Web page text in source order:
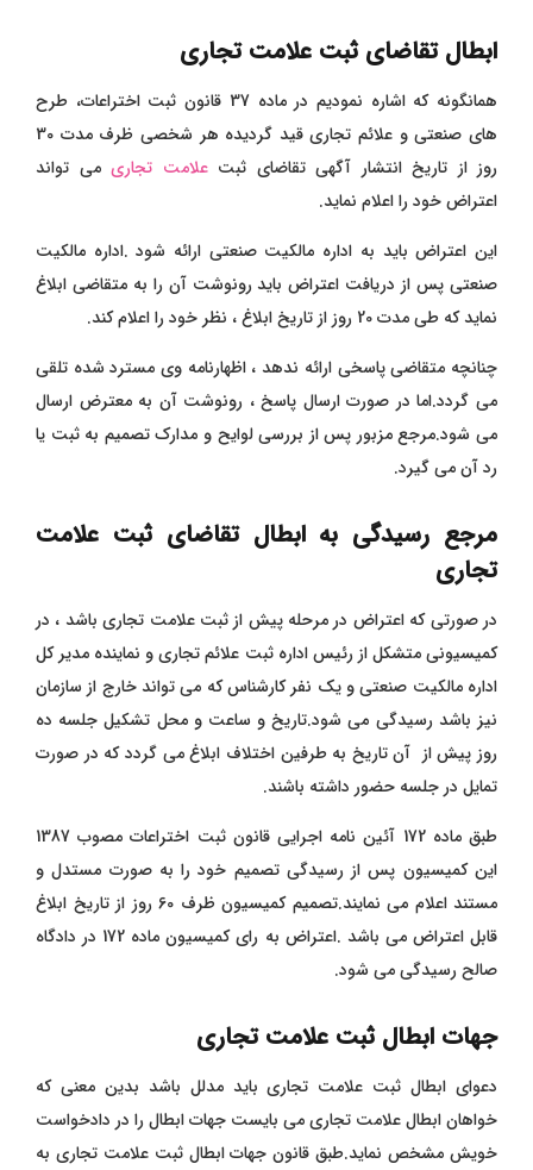
ابطال تقاضای ثبت علامت تجاری
همانگونه که اشاره نمودیم در ماده 37 قانون ثبت اختراعات، طرح
های صنعتی و علائم تجاری قید گردیده هر شخصی ظرف مدت 30
روز از تاریخ انتشار آگهی تقاضای ثبتعلامت تجاری می تواند
اعتراض خود را اعلام نماید.
این اعتراض باید به اداره مالکیت صنعتی ارائه شود .اداره مالکیت
صنعتی پس از دریافت اعتراض باید رونوشت آن را به متقاضی ابلاغ
نماید که طی مدت 20 روز از تاریخ ابلاغ ، نظر خود را اعلام کند.
چنانچه متقاضی پاسخی ارائه ندهد ، اظهارنامه وی مسترد شده تلقی
می گردد.اما در صورت ارسال پاسخ ، رونوشت آن به معترض ارسال
می شود.مرجع مزبور پس از بررسی لوایح و مدارک تصمیم به ثبت یا
رد آن می گیرد.
مرجع رسیدگی به ابطال تقاضای ثبت علامت
تجاری
در صورتی که اعتراض در مرحله پیش از ثبت علامت تجاری باشد ، در
کمیسیونی متشکل از رئیس اداره ثبت علائم تجاری و نماینده مدیر کل
اداره مالکیت صنعتی و یک نفر کارشناس که می تواند خارج از سازمان
نیز باشد رسیدگی می شود.تاریخ و ساعت و محل تشکیل جلسه ده
روز پیش از آن تاریخ به طرفین اختلاف ابلاغ می گردد که در صورت
تمایل در جلسه حضور داشته باشند.
طبق ماده 172 آئین نامه اجرایی قانون ثبت اختراعات مصوب 1387
این کمیسیون پس از رسیدگی تصمیم خود را به صورت مستدل و
مستند اعلام می نمایند.تصمیم کمیسیون ظرف 60 روز از تاریخ ابلاغ
قابل اعتراض می باشد .اعتراض به رای کمیسیون ماده 172 در دادگاه
صالح رسیدگی می شود.
جهات ابطال ثبت علامت تجاری
دعوای ابطال ثبت علامت تجاری باید مدلل باشد بدین معنی که
خواهان ابطال علامت تجاری می بایست جهات ابطال را در دادخواست
خویش مشخص نماید.طبق قانون جهات ابطال ثبت علامت تجاری به